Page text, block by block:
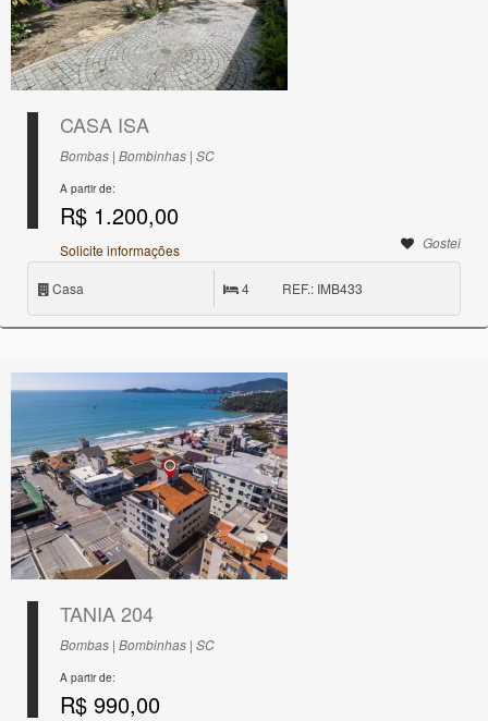
CASA ISA
Bombas | Bombinhas | SC
A partir de:
R$ 1.200,00
Gostei
Solicite informações
Casa 4 REF.: IMB433
TANIA 204
Bombas | Bombinhas | SC
A partir de:
R$ 990,00